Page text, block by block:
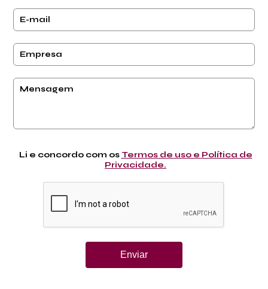
Li e concordo com os Termos de uso e Política de
Privacidade.
Enviar